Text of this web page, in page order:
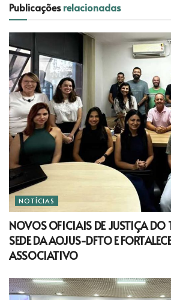
Publicaçõesrelacionadas
NOTÍCIAS
NOVOS OFICIAIS DE JUSTIÇA DO
SEDE DA AOJUS-DFTO E
ASSOCIATIVO